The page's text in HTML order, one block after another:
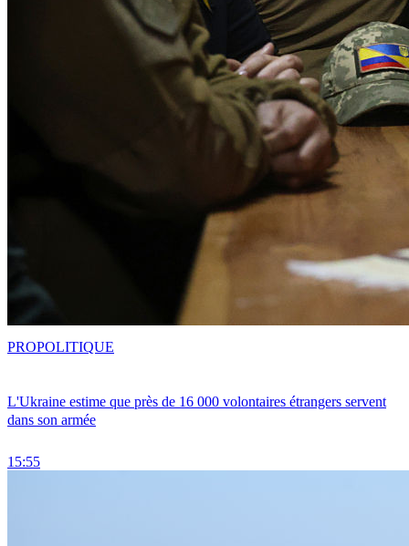
L'Ukraine estime que près de 16 000 volontaires étrangers servent
dans son armée
15:55
PROPOLITIQUE